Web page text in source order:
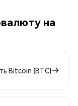
на
Bitcoin (BTC)